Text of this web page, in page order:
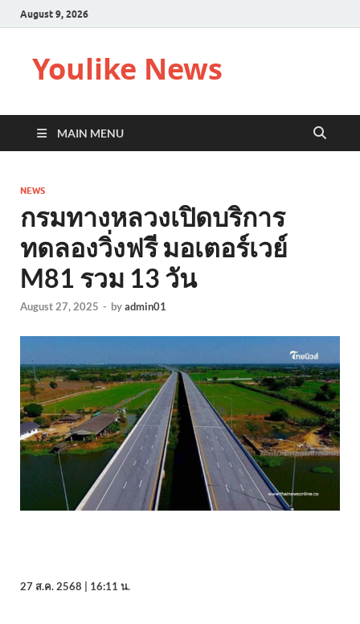
August 9, 2026
Youlike News
MAIN MENU
NEWS
กรมทางหลวงเปิดบริการ
ทดลองวิ่งฟรี มอเตอร์เวย์
M81 รวม 13 วัน
August 27, 2025 - byadmin01
27 ส.ค. 2568 | 16:11 น.